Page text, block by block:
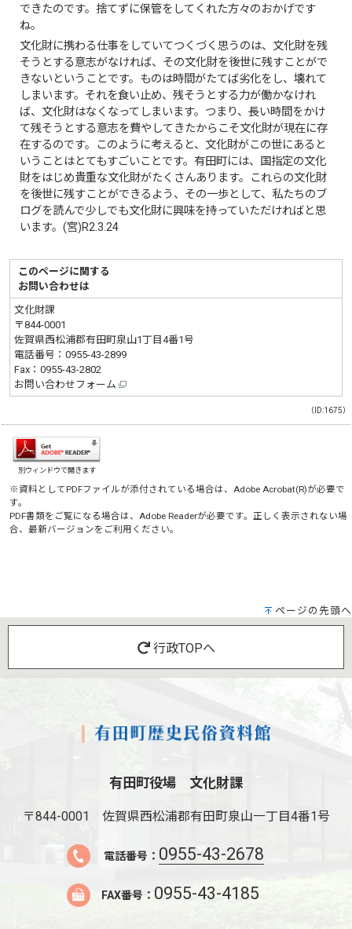
できたのです。捨てずに保管をしてくれた方々のおかげです
ね。
文化財に携わる仕事をしていてつくづく思うのは、文化財を残
そうとする意志がなければ、その文化財を後世に残すことがで
きないということです。ものは時間がたてば劣化をし、壊れて
しまいます。それを食い止め、残そうとする力が働かなけれ
ば、文化財はなくなってしまいます。つまり、長い時間をかけ
て残そうとする意志を費やしてきたからこそ文化財が現在に存
在するのです。このように考えると、文化財がこの世にあると
いうことはとてもすごいことです。有田町には、国指定の文化
財をはじめ貴重な文化財がたくさんあります。これらの文化財
を後世に残すことができるよう、その一歩として、私たちのブ
ログを読んで少しでも文化財に興味を持っていただければと思
います。(宮)R2.3.24
このページに関する
お問い合わせは
文化財課
〒844-0001
佐賀県西松浦郡有田町泉山1丁目4番1号
電話番号：0955-43-2899
Fax：0955-43-2802
お問い合わせフォーム
（ID:1675）
別ウィンドウで開きます
※資料としてPDFファイルが添付されている場合は、Adobe Acrobat(R)が必要で
す。
PDF書類をご覧になる場合は、Adobe Readerが必要です。正しく表示されない場
合、最新バージョンをご利用ください。
ページの先頭へ
行政TOPへ
有田町役場 文化財課
〒844-0001 佐賀県西松浦郡有田町泉山一丁目4番1号
電話番号： 0955-43-2678
FAX番号： 0955-43-4185